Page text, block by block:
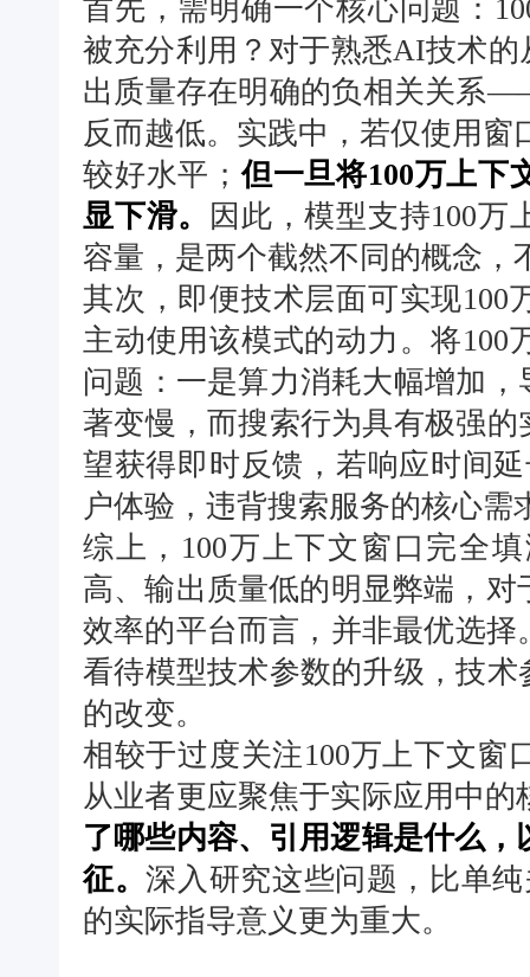
首先，需明确一个核心问题：
被充分利用？对于熟悉AI技术
出质量存在明确的负相关关系
反而越低。实践中，若仅使用
较好水平； 但一旦将100万上下
显下滑。
因此，模型支持100万
容量，是两个截然不同的概念，
其次，即便技术层面可实现100
主动使用该模式的动力。将100
问题：一是算力消耗大幅增加
著变慢，而搜索行为具有极强
望获得即时反馈，若响应时间
户体验，违背搜索服务的核心需
综上，100万上下文窗口完全
高、输出质量低的明显弊端，对
效率的平台而言，并非最优选
看待模型技术参数的升级，技
的改变。
相较于过度关注100万上下文窗
从业者更应聚焦于实际应用中的
了哪些内容、引用逻辑是什么
征。深入研究这些问题，比单
的实际指导意义更为重大。